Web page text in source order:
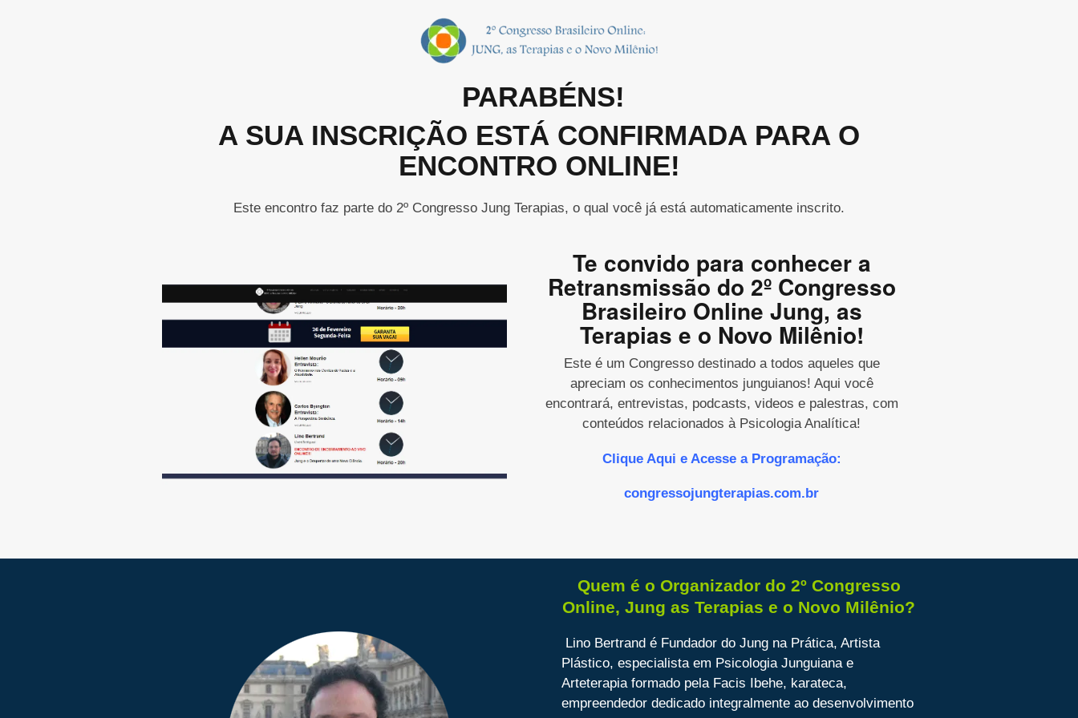
PARABÉNS!
A SUA INSCRIÇÃO ESTÁ CONFIRMADA PARA O
ENCONTRO ONLINE!
Este encontro faz parte do 2º Congresso Jung Terapias, o qual você já está automaticamente inscrito.
Te convido para conhecer a
Retransmissão do 2º Congresso
Brasileiro Online Jung, as
Terapias e o Novo Milênio!
Este é um Congresso destinado a todos aqueles que
apreciam os conhecimentos junguianos! Aqui você
encontrará, entrevistas, podcasts, videos e palestras, com
conteúdos relacionados à Psicologia Analítica!
Clique Aqui e Acesse a Programação:
congressojungterapias.com.br
Quem é o Organizador do 2º Congresso
Online, Jung as Terapias e o Novo Milênio?
Lino Bertrand é Fundador do Jung na Prática, Artista
Plástico, especialista em Psicologia Junguiana e
Arteterapia formado pela Facis Ibehe, karateca,
empreendedor dedicado integralmente ao desenvolvimento